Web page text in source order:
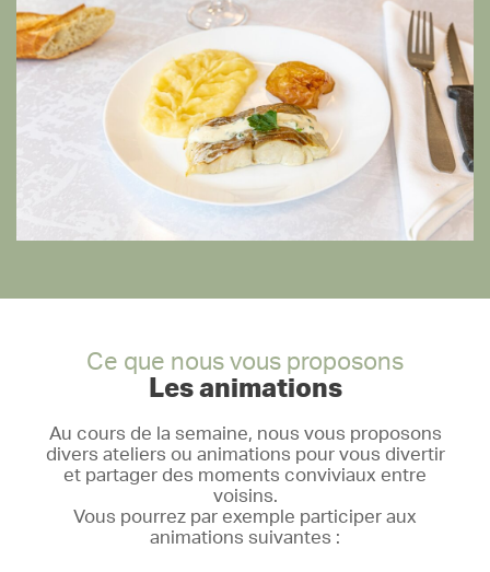
Ce que nous vous proposons
Les animations
Au cours de la semaine, nous vous proposons
divers ateliers ou animations pour vous divertir
et partager des moments conviviaux entre
voisins.
Vous pourrez par exemple participer aux
animations suivantes :